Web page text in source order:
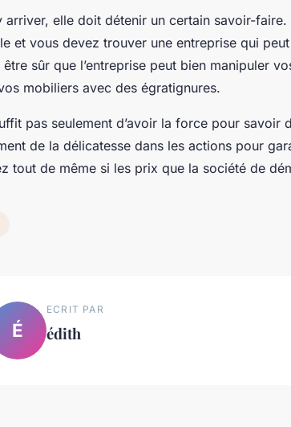
arriver, elle doit détenir un certain savoir-
et vous devez trouver une entreprise qui
sûr que l’entreprise peut bien manipuler
mobiliers avec des égratignures.
pas seulement d’avoir la force pour savoir
de la délicatesse dans les actions pour
tout de même si les prix que la société de
É
ECRIT PAR
édith